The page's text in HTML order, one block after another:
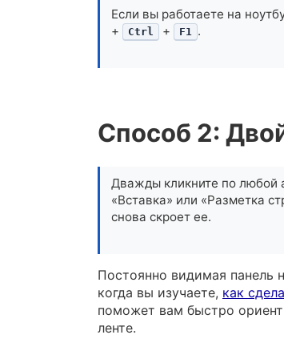
Если вы работаете на
+ Ctrl + F1 .
Способ 2:
Дважды кликните по любой
«Вставка» или «Разметка
снова скроет ее.
Постоянно видимая панель
когда вы изучаете, как
поможет вам быстро
ленте.